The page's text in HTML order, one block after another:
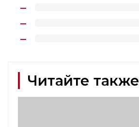
Читайте также